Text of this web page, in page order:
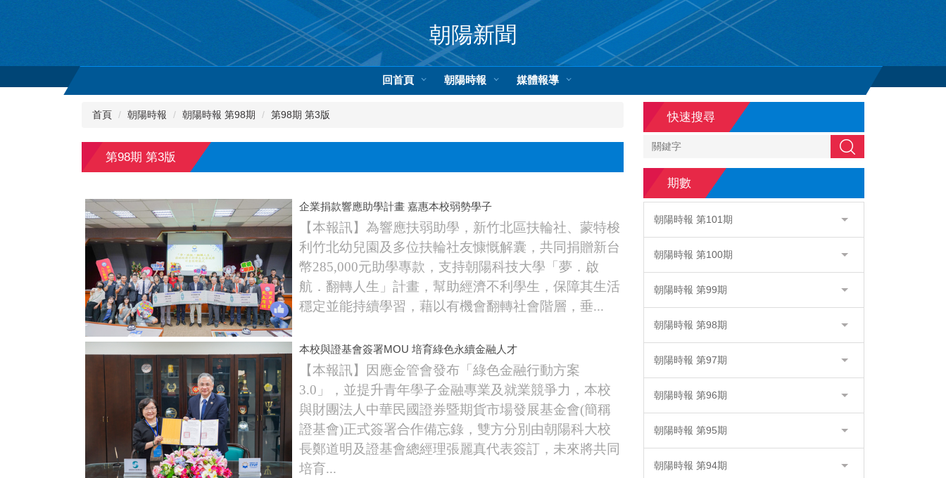
朝陽新聞
回首頁 朝陽時報 媒體報導
首頁 朝陽時報 朝陽時報 第98期 第98期 第3版
第98期 第3版
企業捐款響應助學計畫 嘉惠本校弱勢學子
【本報訊】為響應扶弱助學，新竹北區扶輪社、蒙特梭
利竹北幼兒園及多位扶輪社友慷慨解囊，共同捐贈新台
幣285,000元助學專款，支持朝陽科技大學「夢．啟
航．翻轉人生」計畫，幫助經濟不利學生，保障其生活
穩定並能持續學習，藉以有機會翻轉社會階層，垂...
本校與證基會簽署MOU 培育綠色永續金融人才
【本報訊】因應金管會發布「綠色金融行動方案
3.0」，並提升青年學子金融專業及就業競爭力，本校
與財團法人中華民國證券暨期貨市場發展基金會(簡稱
證基會)正式簽署合作備忘錄，雙方分別由朝陽科大校
長鄭道明及證基會總經理張麗真代表簽訂，未來將共同
培育...
快速搜尋
搜尋
期數
朝陽時報 第101期
朝陽時報 第100期
朝陽時報 第99期
朝陽時報 第98期
朝陽時報 第97期
朝陽時報 第96期
朝陽時報 第95期
朝陽時報 第94期